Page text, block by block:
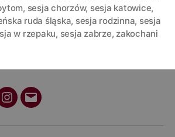
, sesja chorzów, sesja katowice,
ruda śląska, sesja rodzinna, sesja
w rzepaku, sesja zabrze, zakochani
Instagram
Email